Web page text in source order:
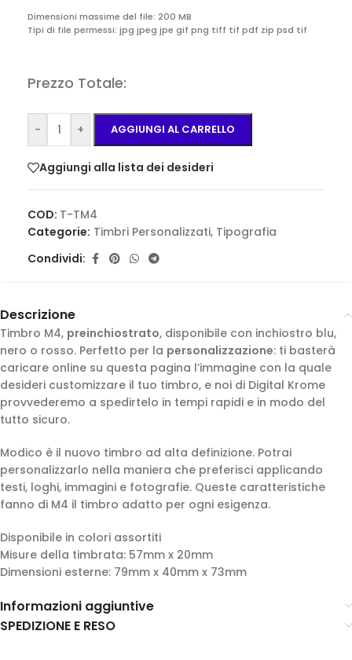
Dimensioni massime del file: 200 MB
Tipi di file permessi: jpg jpeg jpe gif png tiff tif pdf zip psd tif
Prezzo Totale:
- + AGGIUNGI AL CARRELLO
Aggiungi alla lista dei desideri
COD: T-TM4
Categorie: Timbri Personalizzati, Tipografia
Condividi:
Descrizione
Timbro M4, preinchiostrato, disponibile con inchiostro blu,
nero o rosso. Perfetto per la personalizzazione: ti basterà
caricare online su questa pagina l’immagine con la quale
desideri customizzare il tuo timbro, e noi di Digital Krome
provvederemo a spedirtelo in tempi rapidi e in modo del
tutto sicuro.
Modico è il nuovo timbro ad alta definizione. Potrai
personalizzarlo nella maniera che preferisci applicando
testi, loghi, immagini e fotografie. Queste caratteristiche
fanno di M4 il timbro adatto per ogni esigenza.
Disponibile in colori assortiti
Misure della timbrata: 57mm x 20mm
Dimensioni esterne: 79mm x 40mm x 73mm
Informazioni aggiuntive
SPEDIZIONE E RESO